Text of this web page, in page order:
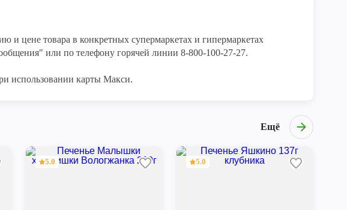
и цене товара в конкретных супермаркетах и гипермаркетах
или по телефону горячей линии 8-800-100-27-27.
использовании карты Макси.
Ещё
5.0 5.0